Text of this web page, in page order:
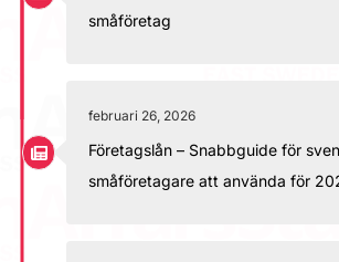
småföretag
februari 26, 2026
Företagslån – Snabbguide för
småföretagare att använda för